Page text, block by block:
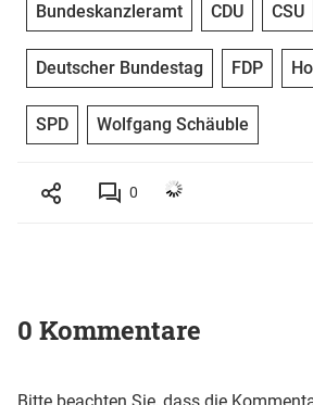
Bundeskanzleramt CDU CSU
Deutscher Bundestag FDP
SPD Wolfgang Schäuble
0
0 Kommentare